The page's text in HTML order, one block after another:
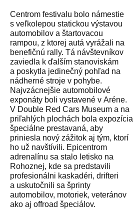
Centrom festivalu bolo námestie
s veľkolepou statickou výstavou
automobilov a štartovacou
rampou, z ktorej autá vyrážali na
benefičnú rally. Tá návštevníkov
zaviedla k ďalším stanoviskám
a poskytla jedinečný pohľad na
nádherné stroje v pohybe.
Najvzácnejšie automobilové
exponáty boli vystavené v Aréne.
V Double Red Cars Museum a na
priľahlých plochách bola expozícia
špeciálne prestavaná, aby
priniesla nový zážitok aj tým, ktorí
ho už navštívili. Epicentrom
adrenalínu sa stalo letisko na
Rohoznej, kde sa predstavili
profesionálni kaskadéri, drifteri
a uskutočnili sa šprinty
automobilov, motoriek, veteránov
ako aj offroad špeciálov.